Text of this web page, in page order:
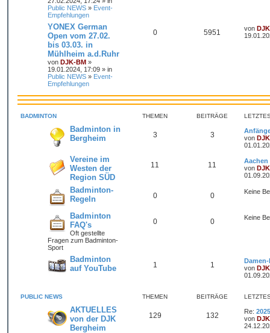
Public NEWS » Event-
Empfehlungen
YONEX German
Open vom 27.02.
bis 03.03. in
Mühlheim a.d.Ruhr
von DJK-BM »
19.01.2024, 17:09 » in
Public NEWS » Event-
Empfehlungen
0 5951 von
BADMINTON THEMEN BEITRÄGE
Badminton in
Bergheim
3 3
von
Vereine im
Westen der
Region SÜD
11 11
Aachen
von
Badminton-
Regeln
0 0 Keine
Badminton
FAQ's
Oft gestellte
Fragen zum Badminton-
Sport
0 0 Keine
Badminton
auf YouTube
1 1
von
PUBLIC NEWS THEMEN BEITRÄGE
AKTUELLES
von der DJK
Bergheim
129 132 Re:
von